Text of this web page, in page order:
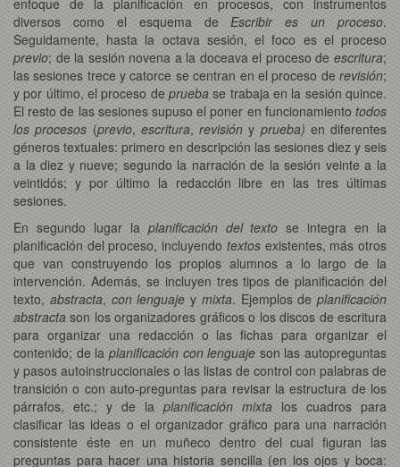
diversos como el esquema de Escribir es un proceso.
Seguidamente, hasta la octava sesión, el foco es el proceso
previo; de la sesión novena a la doceava el proceso de escritura;
las sesiones trece y catorce se centran en el proceso de revisión;
y por último, el proceso de prueba se trabaja en la sesión quince.
El resto de las sesiones supuso el poner en funcionamiento todos
los procesos (previo, escritura, revisión y prueba) en diferentes
géneros textuales: primero en descripción las sesiones diez y seis
a la diez y nueve; segundo la narración de la sesión veinte a la
veintidós; y por último la redacción libre en las tres últimas
sesiones.
En segundo lugar la planificación del texto se integra en la
planificación del proceso, incluyendo textosexistentes, más otros
que van construyendo los propios alumnos a lo largo de la
intervención. Además, se incluyen tres tipos de planificación del
texto, abstracta, con lenguaje y mixta. Ejemplos de planificación
abstracta son los organizadores gráficos o los discos de escritura
para organizar una redacción o las fichas para organizar el
contenido; de la planificación con lenguaje son las autopreguntas
y pasos autoinstruccionales o las listas de control con palabras de
transición o con auto-preguntas para revisar la estructura de los
párrafos, etc.; y de la planificación mixta los cuadros para
clasificar las ideas o el organizador gráfico para una narración
consistente éste en un muñeco dentro del cual figuran las
preguntas para hacer una historia sencilla (en los ojos y boca: